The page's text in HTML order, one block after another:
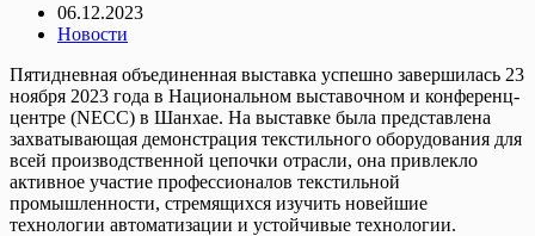
06.12.2023
Новости
Пятидневная объединенная выставка успешно завершилась 23
ноября 2023 года в Национальном выставочном и конференц-
центре (NECC) в Шанхае. На выставке была представлена ​​
захватывающая демонстрация текстильного оборудования для
всей производственной цепочки отрасли, она привлекло
активное участие профессионалов текстильной
промышленности, стремящихся изучить новейшие
технологии автоматизации и устойчивые технологии.